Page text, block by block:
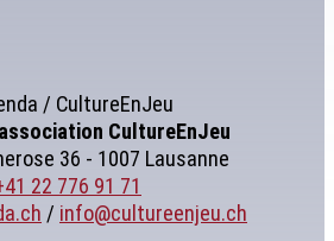
/ CultureEnJeu
association CultureEnJeu
36 - 1007 Lausanne
22 776 91 71
/ info@cultureenjeu.ch